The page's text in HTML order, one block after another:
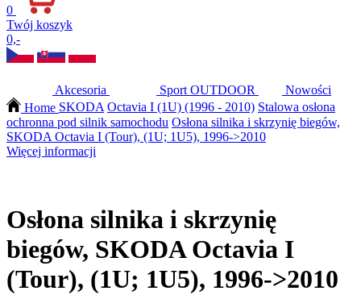
0
Twój koszyk
0,-
Akcesoria Sport OUTDOOR
Nowości
Home SKODA Octavia I (1U) (1996 - 2010) Stalowa osłona
ochronna pod silnik samochodu Osłona silnika i skrzynię biegów,
SKODA Octavia I (Tour), (1U; 1U5), 1996->2010
Więcej informacji
Osłona silnika i skrzynię
biegów, SKODA Octavia I
(Tour), (1U; 1U5), 1996->2010